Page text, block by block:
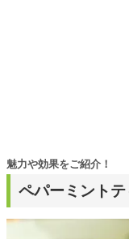
ペパーミントテ
魅力や効果をご紹介！